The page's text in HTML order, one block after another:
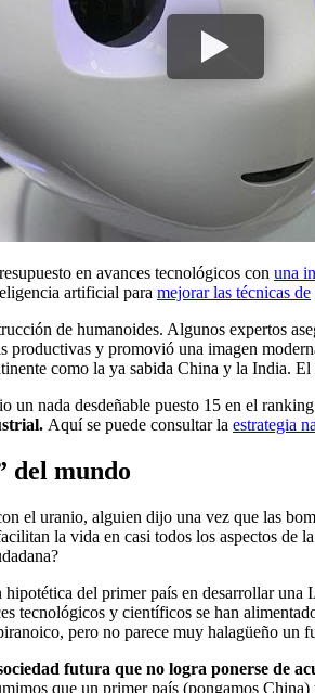
en avances tecnológicos con una
artificial para mejorar las técnicas de
de humanoides. Algunos expertos
productivas y promovió una imagen
como la ya sabida China y la India.
un nada desdeñable puesto 15 en el
Aquí se puede consultar la estrategia
del mundo
el uranio, alguien dijo una vez que las
la vida en casi todos los aspectos de
hipotética del primer país en desarrollar
tecnológicos y científicos se han
pero no parece muy halagüeño
futura que no logra ponerse de
que un primer país (pongamos